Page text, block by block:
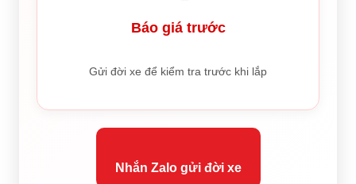
Báo giá trước
Gửi đời xe để kiểm tra trước khi lắp
Nhắn Zalo gửi đời xe